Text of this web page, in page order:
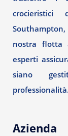
nostra flotta
esperti
siano
professionalità.
Azienda